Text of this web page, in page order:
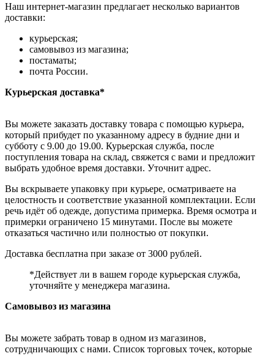
Наш интернет-магазин предлагает несколько вариантов
доставки:
курьерская;
самовывоз из магазина;
постаматы;
почта России.
Курьерская доставка*
Вы можете заказать доставку товара с помощью курьера,
который прибудет по указанному адресу в будние дни и
субботу с 9.00 до 19.00. Курьерская служба, после
поступления товара на склад, свяжется с вами и предложит
выбрать удобное время доставки. Уточнит адрес.
Вы вскрываете упаковку при курьере, осматриваете на
целостность и соответствие указанной комплектации. Если
речь идёт об одежде, допустима примерка. Время осмотра и
примерки ограничено 15 минутами. После вы можете
отказаться частично или полностью от покупки.
Доставка бесплатна при заказе от 3000 рублей.
*Действует ли в вашем городе курьерская служба,
уточняйте у менеджера магазина.
Самовывоз из магазина
Вы можете забрать товар в одном из магазинов,
сотрудничающих с нами. Список торговых точек, которые